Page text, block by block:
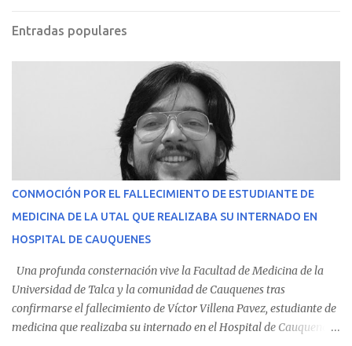
Entradas populares
CONMOCIÓN POR EL FALLECIMIENTO DE ESTUDIANTE DE
MEDICINA DE LA UTAL QUE REALIZABA SU INTERNADO EN
HOSPITAL DE CAUQUENES
Una profunda consternación vive la Facultad de Medicina de la
Universidad de Talca y la comunidad de Cauquenes tras
confirmarse el fallecimiento de Víctor Villena Pavez, estudiante de
medicina que realizaba su internado en el Hospital de Cauquenes.